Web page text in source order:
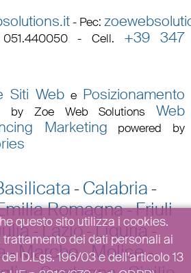
- Pec:
- Cell. +39 347
Siti Web e Posizionamento
by Zoe Web SolutionsWeb
Marketing powered by
- Calabria -
Romagna-Friuli
-Lazio-Liguria-
-Marche-Molise-
questo sito utilizza i cookies.
dei dati personali ai
D.Lgs. 196/03 e dell’articolo 13